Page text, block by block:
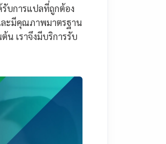
บการแปลที่ถูกต้อง
ละมีคุณภาพมาตรฐาน
น เราจึงมีบริการรับ